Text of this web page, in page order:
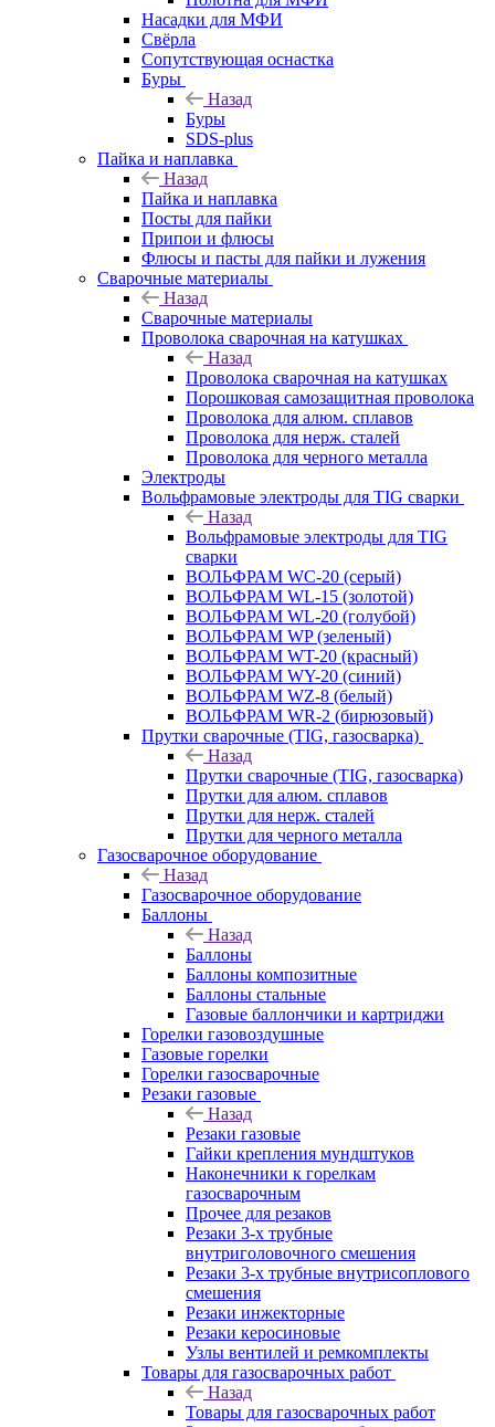
Насадки для МФИ
Свёрла
Сопутствующая оснастка
Буры
Назад
Буры
SDS-plus
Пайка и наплавка
Назад
Пайка и наплавка
Посты для пайки
Припои и флюсы
Флюсы и пасты для пайки и лужения
Сварочные материалы
Назад
Сварочные материалы
Проволока сварочная на катушках
Назад
Проволока сварочная на катушках
Порошковая самозащитная проволока
Проволока для алюм. сплавов
Проволока для нерж. сталей
Проволока для черного металла
Электроды
Вольфрамовые электроды для TIG сварки
Назад
Вольфрамовые электроды для TIG
сварки
ВОЛЬФРАМ WC-20 (серый)
ВОЛЬФРАМ WL-15 (золотой)
ВОЛЬФРАМ WL-20 (голубой)
ВОЛЬФРАМ WP (зеленый)
ВОЛЬФРАМ WT-20 (красный)
ВОЛЬФРАМ WY-20 (синий)
ВОЛЬФРАМ WZ-8 (белый)
ВОЛЬФРАМ WR-2 (бирюзовый)
Прутки сварочные (TIG, газосварка)
Назад
Прутки сварочные (TIG, газосварка)
Прутки для алюм. сплавов
Прутки для нерж. сталей
Прутки для черного металла
Газосварочное оборудование
Назад
Газосварочное оборудование
Баллоны
Назад
Баллоны
Баллоны композитные
Баллоны стальные
Газовые баллончики и картриджи
Горелки газовоздушные
Газовые горелки
Горелки газосварочные
Резаки газовые
Назад
Резаки газовые
Гайки крепления мундштуков
Наконечники к горелкам
газосварочным
Прочее для резаков
Резаки 3-х трубные
внутриголовочного смешения
Резаки 3-х трубные внутрисоплового
смешения
Резаки инжекторные
Резаки керосиновые
Узлы вентилей и ремкомплекты
Товары для газосварочных работ
Назад
Товары для газосварочных работ